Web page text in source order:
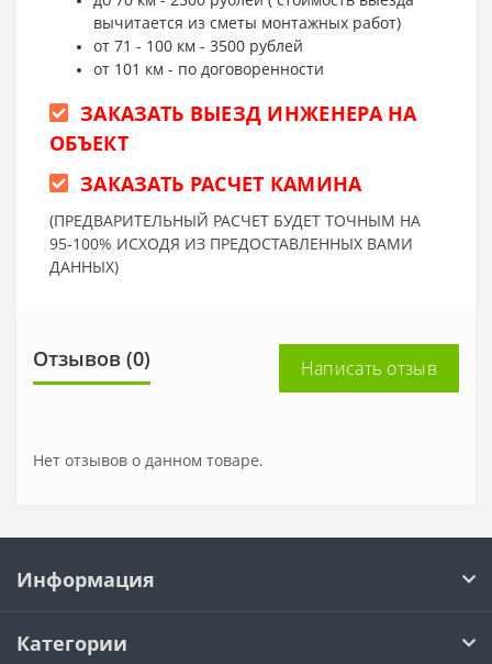
вычитается из сметы монтажных работ)
от 71 - 100 км - 3500 рублей
от 101 км - по договоренности
ЗАКАЗАТЬ ВЫЕЗД ИНЖЕНЕРА НА
ОБЪЕКТ
ЗАКАЗАТЬ РАСЧЕТ КАМИНА
(ПРЕДВАРИТЕЛЬНЫЙ РАСЧЕТ БУДЕТ ТОЧНЫМ НА
95-100% ИСХОДЯ ИЗ ПРЕДОСТАВЛЕННЫХ ВАМИ
ДАННЫХ)
Отзывов (0) Написать отзыв
Нет отзывов о данном товаре.
Информация
Категории